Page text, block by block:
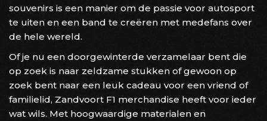
souvenirs is een manier om de passie voor autosport
te uiten en een band te creëren met medefans over
de hele wereld.
Of je nu een doorgewinterde verzamelaar bent die
op zoek is naar zeldzame stukken of gewoon op
zoek bent naar een leuk cadeau voor een vriend of
familielid, Zandvoort F1 merchandise heeft voor ieder
wat wils. Met hoogwaardige materialen en